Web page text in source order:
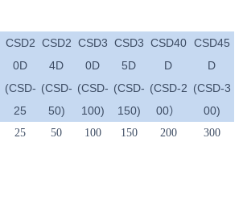
CSD2
0D
(CSD-
25
CSD2
4D
(CSD-
50)
CSD3
0D
(CSD-
100)
CSD3
5D
(CSD-
150)
CSD40
D
(CSD-2
00）
CSD45
D
(CSD-3
00)
25 50 100 150 200 300